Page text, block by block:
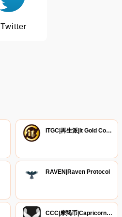
Twitter
ITGC|再生派|It Gold Coins
RAVEN|Raven Protocol
CCC|摩羯币|Capricorncoin